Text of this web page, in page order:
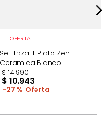
OFERTA
Set Taza + Plato Zen
Ceramica Blanco
$ 14.990
$ 10.943
27 %